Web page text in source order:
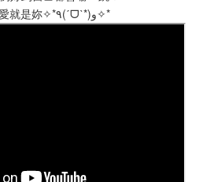
整條路最可愛就是妳✧*٩(ˊᗜˋ*)و✧*